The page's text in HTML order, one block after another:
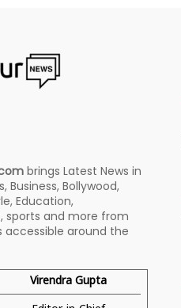
brings Latest News in
Business, Bollywood,
Education,
sports and more from
accessible around the
Virendra Gupta